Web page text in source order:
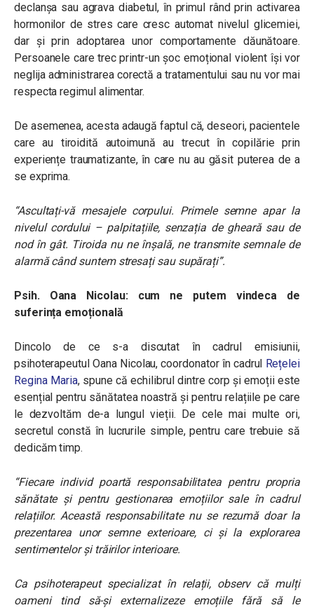
declanșa sau agrava diabetul, în primul rând prin activarea
hormonilor de stres care cresc automat nivelul glicemiei,
dar și prin adoptarea unor comportamente dăunătoare.
Persoanele care trec printr-un șoc emoțional violent își vor
neglija administrarea corectă a tratamentului sau nu vor mai
respecta regimul alimentar.
De asemenea, acesta adaugă faptul că, deseori, pacientele
care au tiroidită autoimună au trecut în copilărie prin
experiențe traumatizante, în care nu au găsit puterea de a
se exprima.
“Ascultați-vă mesajele corpului. Primele semne apar la
nivelul cordului – palpitațiile, senzația de gheară sau de
nod în gât. Tiroida nu ne înșală, ne transmite semnale de
alarmă când suntem stresați sau supărați”.
Psih. Oana Nicolau: cum ne putem vindeca de
suferința emoțională
Dincolo de ce s-a discutat în cadrul emisiunii,
psihoterapeutul Oana Nicolau, coordonator în cadrul Rețelei
Regina Maria, spune că echilibrul dintre corp și emoții este
esențial pentru sănătatea noastră și pentru relațiile pe care
le dezvoltăm de-a lungul vieții. De cele mai multe ori,
secretul constă în lucrurile simple, pentru care trebuie să
dedicăm timp.
“Fiecare individ poartă responsabilitatea pentru propria
sănătate și pentru gestionarea emoțiilor sale în cadrul
relațiilor. Această responsabilitate nu se rezumă doar la
prezentarea unor semne exterioare, ci și la explorarea
sentimentelor și trăirilor interioare.
Ca psihoterapeut specializat în relații, observ că mulți
oameni tind să-și externalizeze emoțiile fără să le